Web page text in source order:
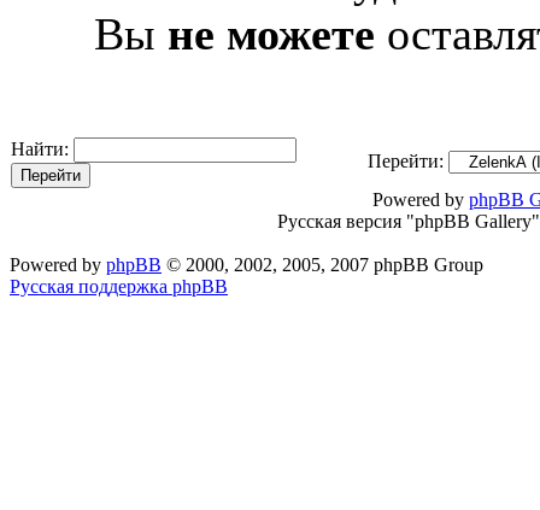
Вы не можете
Найти:
Перейти:
Powered by phpBB
Русская версия "phpBB
Powered by phpBB © 2000, 2002, 2005, 2007 phpBB Group
Русская поддержка phpBB